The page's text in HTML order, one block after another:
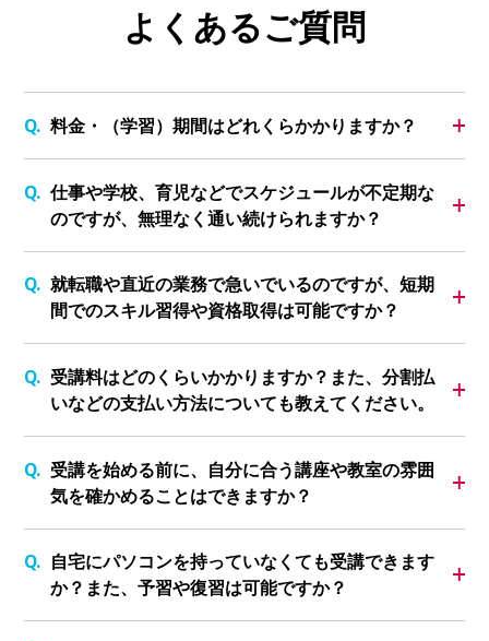
よくあるご質問
料金・（学習）期間はどれくらかかりますか？
仕事や学校、育児などでスケジュールが不定期な
のですが、無理なく通い続けられますか？
就転職や直近の業務で急いでいるのですが、短期
間でのスキル習得や資格取得は可能ですか？
受講料はどのくらいかかりますか？また、分割払
いなどの支払い方法についても教えてください。
受講を始める前に、自分に合う講座や教室の雰囲
気を確かめることはできますか？
自宅にパソコンを持っていなくても受講できます
か？また、予習や復習は可能ですか？